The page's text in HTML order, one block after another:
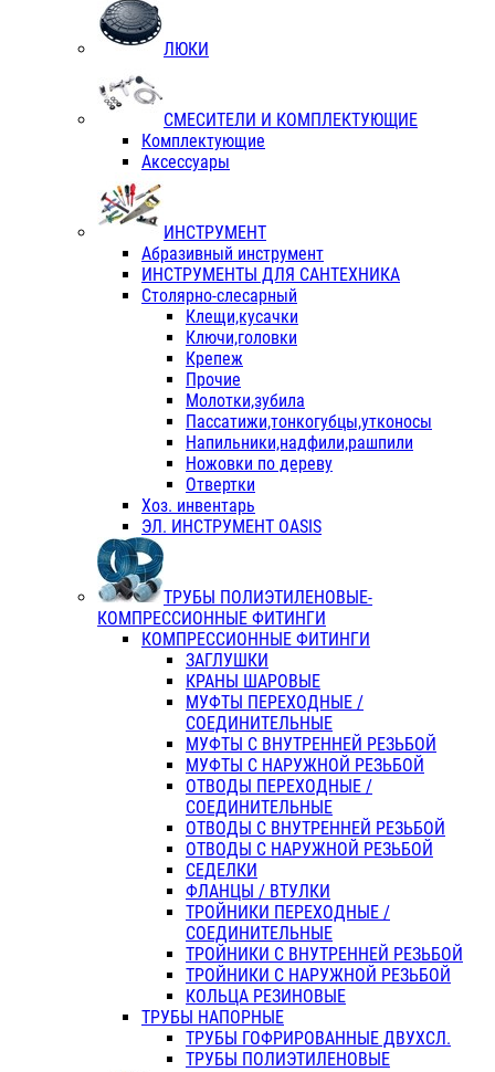
ЛЮКИ
СМЕСИТЕЛИ И КОМПЛЕКТУЮЩИЕ
Комплектующие
Аксессуары
ИНСТРУМЕНТ
Абразивный инструмент
ИНСТРУМЕНТЫ ДЛЯ САНТЕХНИКА
Столярно-слесарный
Клещи,кусачки
Ключи,головки
Крепеж
Прочие
Молотки,зубила
Пассатижи,тонкогубцы,утконосы
Напильники,надфили,рашпили
Ножовки по дереву
Отвертки
Хоз. инвентарь
ЭЛ. ИНСТРУМЕНТ OASIS
ТРУБЫ ПОЛИЭТИЛЕНОВЫЕ-
КОМПРЕССИОННЫЕ ФИТИНГИ
КОМПРЕССИОННЫЕ ФИТИНГИ
ЗАГЛУШКИ
КРАНЫ ШАРОВЫЕ
МУФТЫ ПЕРЕХОДНЫЕ /
СОЕДИНИТЕЛЬНЫЕ
МУФТЫ С ВНУТРЕННЕЙ РЕЗЬБОЙ
МУФТЫ С НАРУЖНОЙ РЕЗЬБОЙ
ОТВОДЫ ПЕРЕХОДНЫЕ /
СОЕДИНИТЕЛЬНЫЕ
ОТВОДЫ С ВНУТРЕННЕЙ РЕЗЬБОЙ
ОТВОДЫ С НАРУЖНОЙ РЕЗЬБОЙ
СЕДЕЛКИ
ФЛАНЦЫ / ВТУЛКИ
ТРОЙНИКИ ПЕРЕХОДНЫЕ /
СОЕДИНИТЕЛЬНЫЕ
ТРОЙНИКИ С ВНУТРЕННЕЙ РЕЗЬБОЙ
ТРОЙНИКИ С НАРУЖНОЙ РЕЗЬБОЙ
КОЛЬЦА РЕЗИНОВЫЕ
ТРУБЫ НАПОРНЫЕ
ТРУБЫ ГОФРИРОВАННЫЕ ДВУХСЛ.
ТРУБЫ ПОЛИЭТИЛЕНОВЫЕ